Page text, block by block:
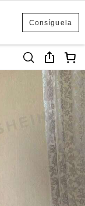
Consíguela